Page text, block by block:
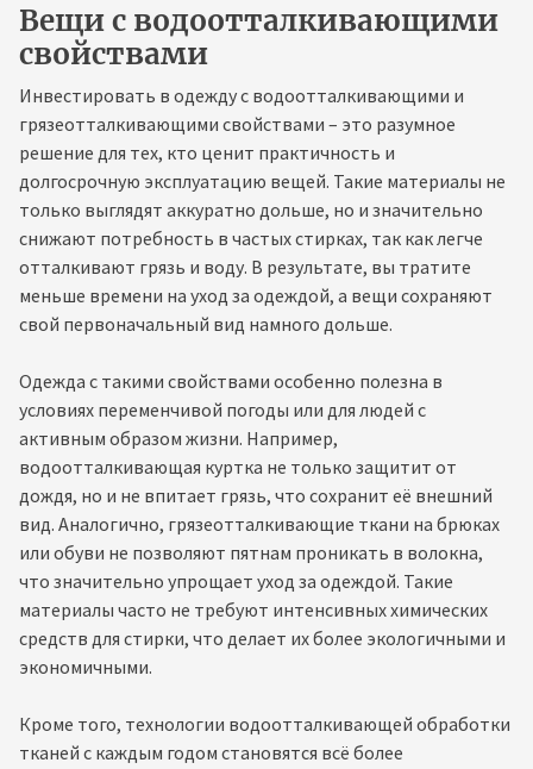
Вещи с водоотталкивающими
свойствами
Инвестировать в одежду с водоотталкивающими и
грязеотталкивающими свойствами – это разумное
решение для тех, кто ценит практичность и
долгосрочную эксплуатацию вещей. Такие материалы не
только выглядят аккуратно дольше, но и значительно
снижают потребность в частых стирках, так как легче
отталкивают грязь и воду. В результате, вы тратите
меньше времени на уход за одеждой, а вещи сохраняют
свой первоначальный вид намного дольше.
Одежда с такими свойствами особенно полезна в
условиях переменчивой погоды или для людей с
активным образом жизни. Например,
водоотталкивающая куртка не только защитит от
дождя, но и не впитает грязь, что сохранит её внешний
вид. Аналогично, грязеотталкивающие ткани на брюках
или обуви не позволяют пятнам проникать в волокна,
что значительно упрощает уход за одеждой. Такие
материалы часто не требуют интенсивных химических
средств для стирки, что делает их более экологичными и
экономичными.
Кроме того, технологии водоотталкивающей обработки
тканей с каждым годом становятся всё более